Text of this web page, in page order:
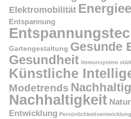
Elektromobilität
Entspannung
Gartengestaltung Gesunde
Gesundheit Immunsystem
Künstliche
Modetrends
Nachhaltigkeit
Entwicklung Persönlichkeitsentwicklung